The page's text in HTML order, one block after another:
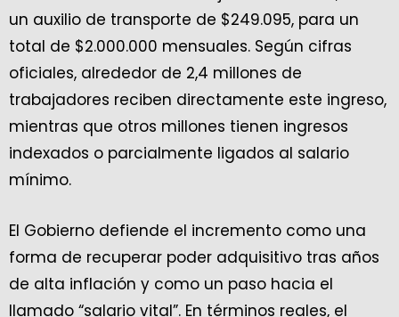
un auxilio de transporte de $249.095, para un
total de $2.000.000 mensuales. Según cifras
oficiales, alrededor de 2,4 millones de
trabajadores reciben directamente este ingreso,
mientras que otros millones tienen ingresos
indexados o parcialmente ligados al salario
mínimo.
El Gobierno defiende el incremento como una
forma de recuperar poder adquisitivo tras años
de alta inflación y como un paso hacia el
llamado “salario vital”. En términos reales, el